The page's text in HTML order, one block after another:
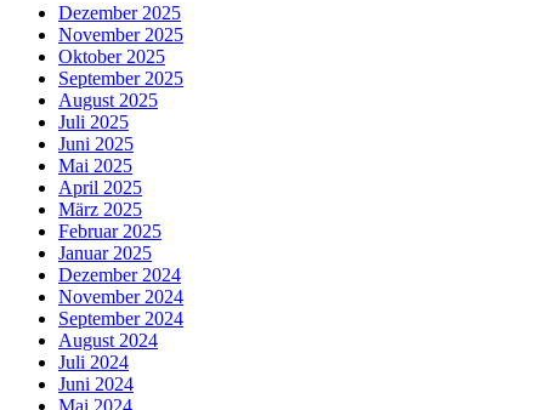
Dezember 2025
November 2025
Oktober 2025
September 2025
August 2025
Juli 2025
Juni 2025
Mai 2025
April 2025
März 2025
Februar 2025
Januar 2025
Dezember 2024
November 2024
September 2024
August 2024
Juli 2024
Juni 2024
Mai 2024